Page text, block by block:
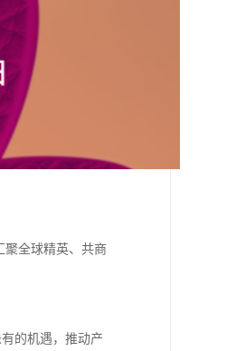
全球精英、共商
的机遇，推动产